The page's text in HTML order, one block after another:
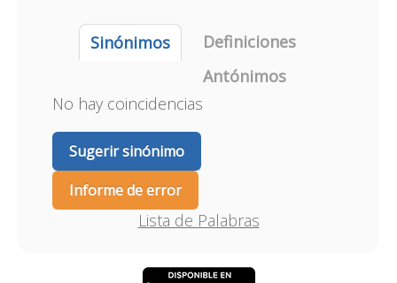
Sinónimos
Definiciones
Antónimos
No hay coincidencias
Sugerir sinónimo
Informe de error
Lista de Palabras